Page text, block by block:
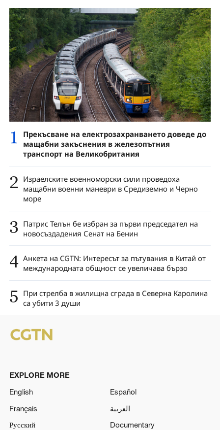
1
Прекъсване на електрозахранването доведе до
мащабни закъснения в железопътния
транспорт на Великобритания
2 Израелските военноморски сили проведоха
мащабни военни маневри в Средиземно и Черно
море
3 Патрис Телън бе избран за първи председател на
новосъздадения Сенат на Бенин
4 Анкета на CGTN: Интересът за пътувания в Китай от
международната общност се увеличава бързо
5 При стрелба в жилищна сграда в Северна Каролина
са убити 3 души
EXPLORE MORE
English
Español
Français
العربية
Русский
Documentary